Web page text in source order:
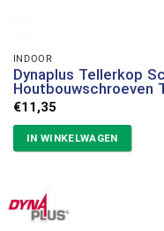
INDOOR
Dynaplus Tellerkop
Houtbouwschroeven
€11,35
IN WINKELWAGEN